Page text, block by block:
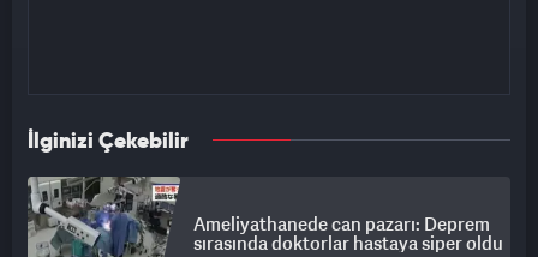
İlginizi Çekebilir
Ameliyathanede can pazarı: Deprem
sırasında doktorlar hastaya siper oldu